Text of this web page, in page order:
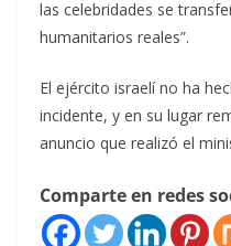
las celebridades se
humanitarios reales”.
El ejército israelí no ha
incidente, y en su lugar
anuncio que realizó el
Comparte en redes